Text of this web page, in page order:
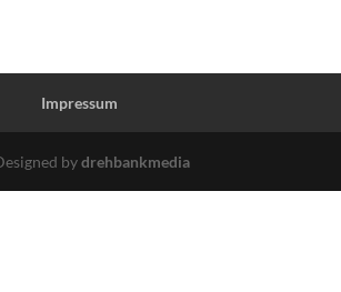
Impressum
bydrehbankmedia